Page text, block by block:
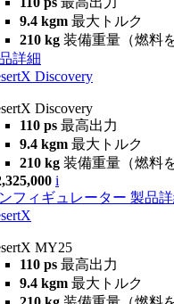
9.4 kgm 最大トルク
210 kg 装備重量（燃料
詳細
Discovery
Discovery
110 ps 最高出力
9.4 kgm 最大トルク
210 kg 装備重量（燃料
i
フィギュレーター 製品
MY25
110 ps 最高出力
9.4 kgm 最大トルク